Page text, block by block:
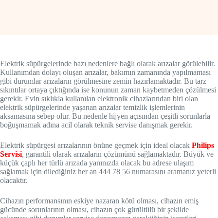
Elektrik süpürgelerinde bazı nedenlere bağlı olarak arızalar görülebilir.
Kullanımdan dolayı oluşan arızalar, bakımın zamanında yapılmaması
gibi durumlar arızaların görülmesine zemin hazırlamaktadır. Bu tarz
sıkıntılar ortaya çıktığında ise konunun zaman kaybetmeden çözülmesi
gerekir. Evin sıklıkla kullanılan elektronik cihazlarından biri olan
elektrik süpürgelerinde yaşanan arızalar temizlik işlemlerinin
aksamasına sebep olur. Bu nedenle hijyen açısından çeşitli sorunlarla
boğuşmamak adına acil olarak teknik servise danışmak gerekir.
Elektrik süpürgesi arızalarının önüne geçmek için ideal olacak Philips
Servisi, garantili olarak arızaların çözümünü sağlamaktadır. Büyük ve
küçük çaplı her türlü arızada yanınızda olacak bu adrese ulaşım
sağlamak için dilediğiniz her an 444 78 56 numarasını aramanız yeterli
olacaktır.
Cihazın performansının eskiye nazaran kötü olması, cihazın emiş
gücünde sorunlarının olması, cihazın çok gürültülü bir şekilde